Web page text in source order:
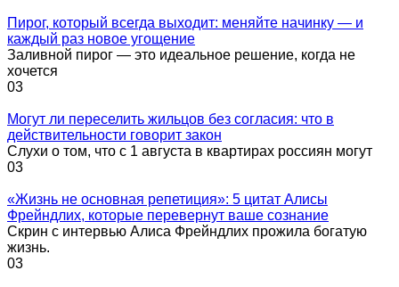
Пирог, который всегда выходит: меняйте начинку — и
каждый раз новое угощение
Заливной пирог — это идеальное решение, когда не
хочется
03
Могут ли переселить жильцов без согласия: что в
действительности говорит закон
Слухи о том, что с 1 августа в квартирах россиян могут
03
«Жизнь не основная репетиция»: 5 цитат Алисы
Фрейндлих, которые перевернут ваше сознание
Скрин с интервью Алиса Фрейндлих прожила богатую
жизнь.
03